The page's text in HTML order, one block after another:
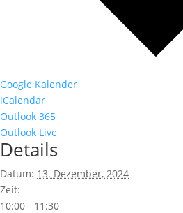
Google Kalender
iCalendar
Outlook 365
Outlook Live
Details
Datum: 13. Dezember, 2024
Zeit:
10:00 - 11:30